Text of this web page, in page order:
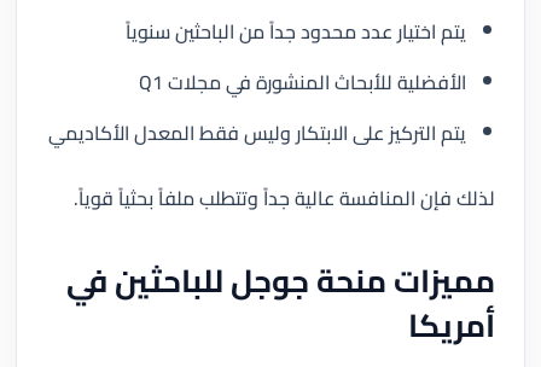
يتم اختيار عدد محدود جداً من الباحثين سنوياً
الأفضلية للأبحاث المنشورة في مجلات Q1
يتم التركيز على الابتكار وليس فقط المعدل الأكاديمي
لذلك فإن المنافسة عالية جداً وتتطلب ملفاً بحثياً قوياً.
مميزات منحة جوجل للباحثين في
أمريكا